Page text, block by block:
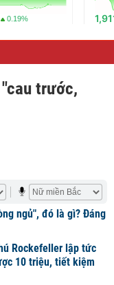
0.19%
trước,
ngủ", đó là gì? Đáng
Rockefeller lập tức
10 triệu, tiết kiệm